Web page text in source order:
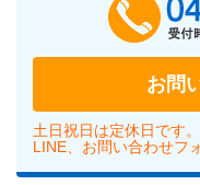
お問
土日祝日は定休日です。
LINE、お問い合わせフ